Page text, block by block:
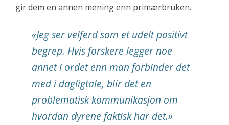
gir dem en annen mening enn primærbruken.
«Jeg ser velferd som et udelt positivt
begrep. Hvis forskere legger noe
annet i ordet enn man forbinder det
med i dagligtale, blir det en
problematisk kommunikasjon om
hvordan dyrene faktisk har det.»